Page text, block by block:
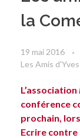
la
19 mai 2016
Les Amis
L’association
conférence
prochain,
Ecrire